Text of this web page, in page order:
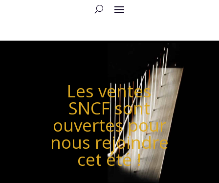
Les ventes
SNCF sont
ouvertes pour
nous rejoindre
cet été !